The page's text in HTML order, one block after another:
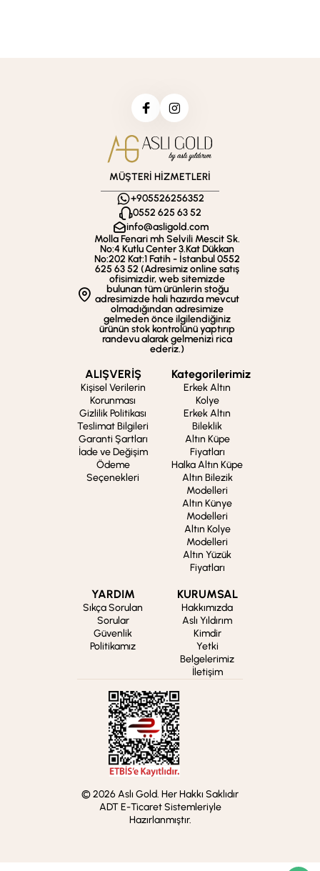
MÜŞTERİ HİZMETLERİ
+905526256352
0552 625 63 52
info@asligold.com
Molla Fenari mh Selvili Mescit Sk.
No:4 Kutlu Center 3.Kat Dükkan
No:202 Kat:1 Fatih - İstanbul 0552
625 63 52 (Adresimiz online satış
ofisimizdir, web sitemizde
bulunan tüm ürünlerin stoğu
adresimizde hali hazırda mevcut
olmadığından adresimize
gelmeden önce ilgilendiğiniz
ürünün stok kontrolünü yaptırıp
randevu alarak gelmenizi rica
ederiz.)
ALIŞVERİŞ
Kişisel Verilerin
Korunması
Gizlilik Politikası
Teslimat Bilgileri
Garanti Şartları
İade ve Değişim
Ödeme
Seçenekleri
Kategorilerimiz
Erkek Altın
Kolye
Erkek Altın
Bileklik
Altın Küpe
Fiyatları
Halka Altın Küpe
Altın Bilezik
Modelleri
Altın Künye
Modelleri
Altın Kolye
Modelleri
Altın Yüzük
Fiyatları
YARDIM
Sıkça Sorulan
Sorular
Güvenlik
Politikamız
KURUMSAL
Hakkımızda
Aslı Yıldırım
Kimdir
Yetki
Belgelerimiz
İletişim
© 2026 Aslı Gold. Her Hakkı Saklıdır
ADT E-Ticaret Sistemleriyle
Hazırlanmıştır.